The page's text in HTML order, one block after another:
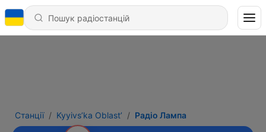
Станції Kyyivs’ka Oblast’ Радіо Лампа